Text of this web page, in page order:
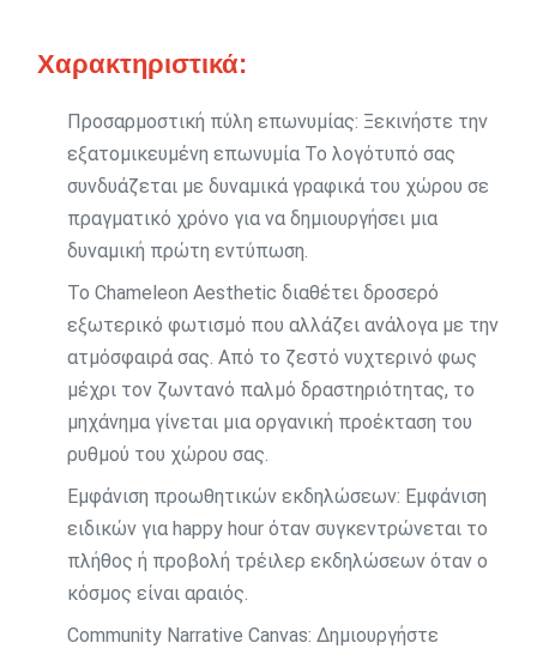
Χαρακτηριστικά:
Προσαρμοστική πύλη επωνυμίας: Ξεκινήστε την
εξατομικευμένη επωνυμία Το λογότυπό σας
συνδυάζεται με δυναμικά γραφικά του χώρου σε
πραγματικό χρόνο για να δημιουργήσει μια
δυναμική πρώτη εντύπωση.
Το Chameleon Aesthetic διαθέτει δροσερό
εξωτερικό φωτισμό που αλλάζει ανάλογα με την
ατμόσφαιρά σας. Από το ζεστό νυχτερινό φως
μέχρι τον ζωντανό παλμό δραστηριότητας, το
μηχάνημα γίνεται μια οργανική προέκταση του
ρυθμού του χώρου σας.
Εμφάνιση προωθητικών εκδηλώσεων: Εμφάνιση
ειδικών για happy hour όταν συγκεντρώνεται το
πλήθος ή προβολή τρέιλερ εκδηλώσεων όταν ο
κόσμος είναι αραιός.
Community Narrative Canvas: Δημιουργήστε